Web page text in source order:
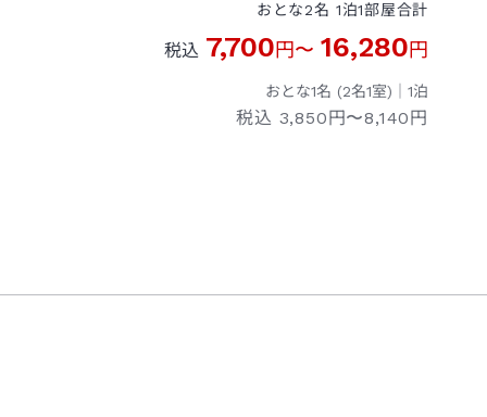
おとな2名 1泊1部屋合計
税込 7,700円〜 16,280円
おとな1名 (2名1室)｜ 1泊
税込 3,850円〜8,140円